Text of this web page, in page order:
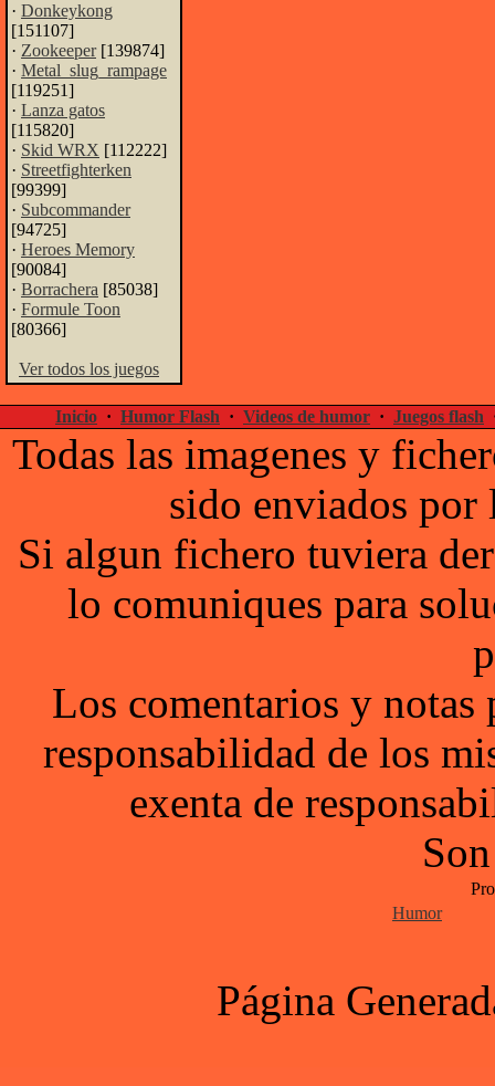
· Donkeykong
[151107]
· Zookeeper[139874]
· Metal_slug_rampage
[119251]
· Lanza gatos
[115820]
· Skid WRX [112222]
· Streetfighterken
[99399]
· Subcommander
[94725]
· Heroes Memory
[90084]
· Borrachera [85038]
· Formule Toon
[80366]
Ver todos los juegos
Inicio · Humor Flash · Videos de humor · Juegos flash
Todas las imagenes y
sido enviados por
Si algun fichero tuviera
lo comuniques para
Los comentarios y notas
responsabilidad de los
exenta de
Humor
Página